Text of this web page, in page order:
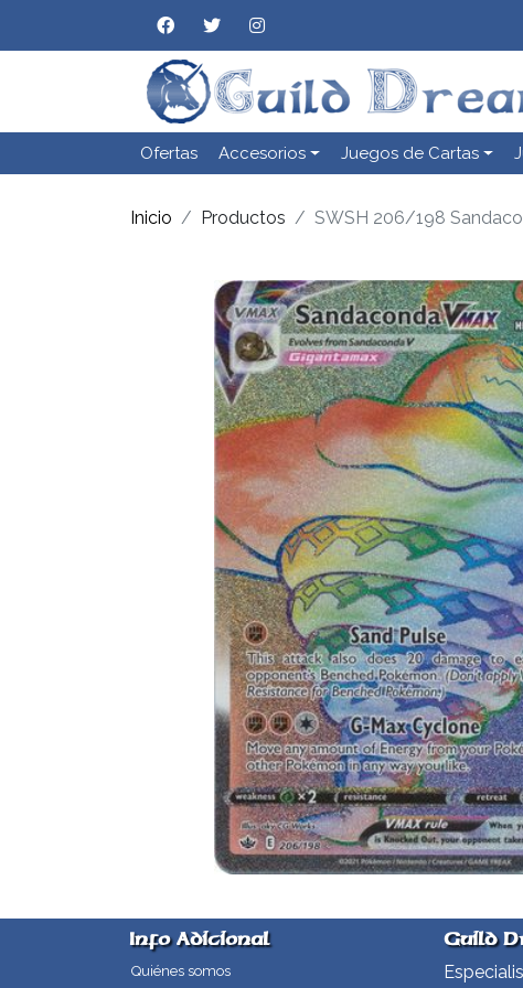
Ofertas Accesorios Juegos de Cartas
Inicio Productos SWSH 206/198
Info Adicional
Quiénes somos
Guild